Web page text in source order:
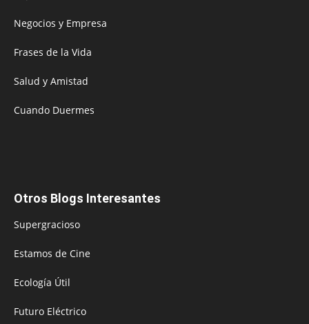
Negocios y Empresa
Frases de la Vida
Salud y Amistad
Cuando Duermes
Otros Blogs Interesantes
Supergracioso
Estamos de Cine
Ecología Útil
Futuro Eléctrico